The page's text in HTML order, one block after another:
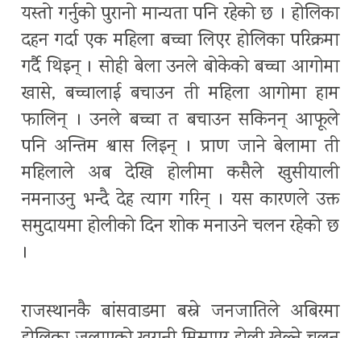
यस्तो गर्नुको पुरानो मान्यता पनि रहेको छ । होलिका
दहन गर्दा एक महिला बच्चा लिएर होलिका परिक्रमा
गर्दै थिइन् । सोही बेला उनले बोकेको बच्चा आगोमा
खासे, बच्चालाई बचाउन ती महिला आगोमा हाम
फालिन् । उनले बच्चा त बचाउन सकिनन् आफूले
पनि अन्तिम श्वास लिइन् । प्राण जाने बेलामा ती
महिलाले अब देखि होलीमा कसैले खुसीयाली
नमनाउनु भन्दै देह त्याग गरिन् । यस कारणले उक्त
समुदायमा होलीको दिन शोक मनाउने चलन रहेको छ
।
राजस्थानकै बांसवाडमा बस्ने जनजातिले अबिरमा